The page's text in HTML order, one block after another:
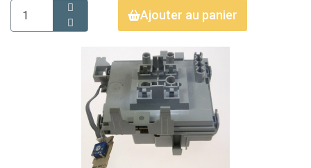
Ajouter au panier